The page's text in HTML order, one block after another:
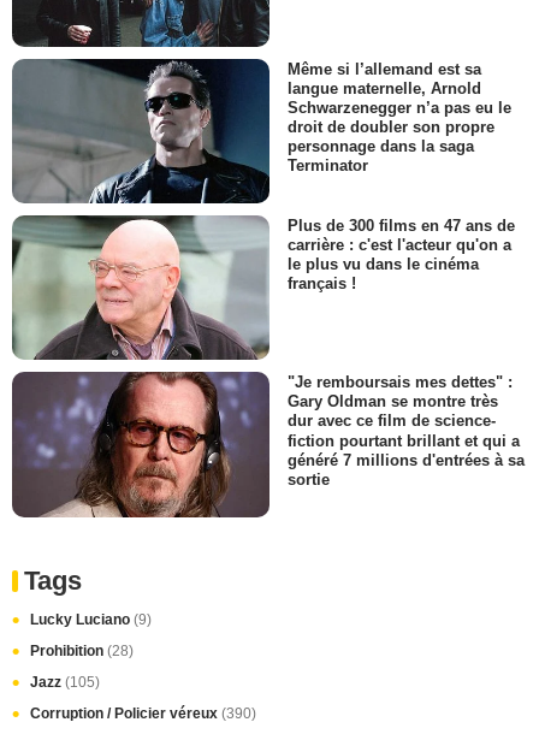
Même si l’allemand est sa
langue maternelle, Arnold
Schwarzenegger n’a pas eu le
droit de doubler son propre
personnage dans la saga
Terminator
Plus de 300 films en 47 ans de
carrière : c'est l'acteur qu'on a
le plus vu dans le cinéma
français !
"Je remboursais mes dettes" :
Gary Oldman se montre très
dur avec ce film de science-
fiction pourtant brillant et qui a
généré 7 millions d'entrées à sa
sortie
Tags
Lucky Luciano (9)
Prohibition (28)
Jazz (105)
Corruption / Policier véreux (390)